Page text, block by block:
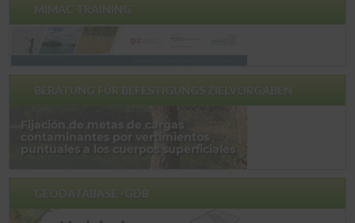
MIMAC TRAINING
BERATUNG FÜR BEFESTIGUNGS ZIELVORGABEN
GEODATABASE -GDB